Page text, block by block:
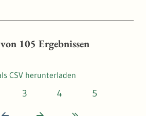
Ochsenkopf/Nägeliskopf im
im Süden gehören, gilt
sein lassen. Sie werden
105 Ergebnissen
CSV herunterladen
3 4 5